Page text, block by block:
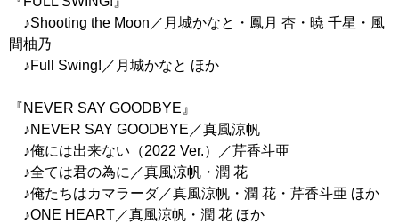
♪Shooting the Moon／月城かなと・鳳月 杏・暁 千星・風
間柚乃
♪Full Swing!／月城かなと ほか
『NEVER SAY GOODBYE』
♪NEVER SAY GOODBYE／真風涼帆
♪俺には出来ない（2022 Ver.）／芹香斗亜
♪全ては君の為に／真風涼帆・潤 花
♪俺たちはカマラーダ／真風涼帆・潤 花・芹香斗亜 ほか
♪ONE HEART／真風涼帆・潤 花 ほか